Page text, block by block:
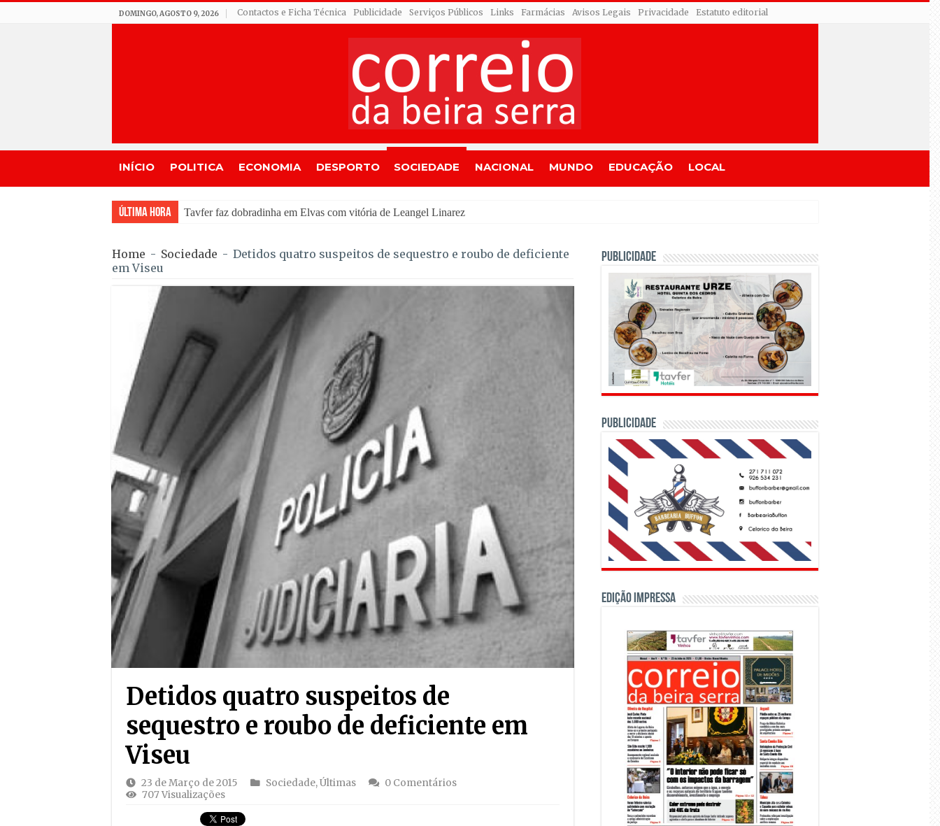
DOMINGO, AGOSTO 9, 2026 Contactos e Ficha Técnica Publicidade Serviços Públicos Links Farmácias Avisos Legais Privacidade Estatuto editorial
INÍCIO POLITICA ECONOMIA DESPORTO SOCIEDADE NACIONAL MUNDO EDUCAÇÃO LOCAL
Última Hora Incêndio em Fornos de Alg
Home - Sociedade - Detidos quatro suspeitos de sequestro e roubo de deficiente
em Viseu
Detidos quatro suspeitos de
sequestro e roubo de deficiente em
Viseu
23 de Março de 2015 Sociedade,Últimas
0 Comentários
707 Visualizações
PUBLICIDADE
PUBLICIDADE
Edição Impressa